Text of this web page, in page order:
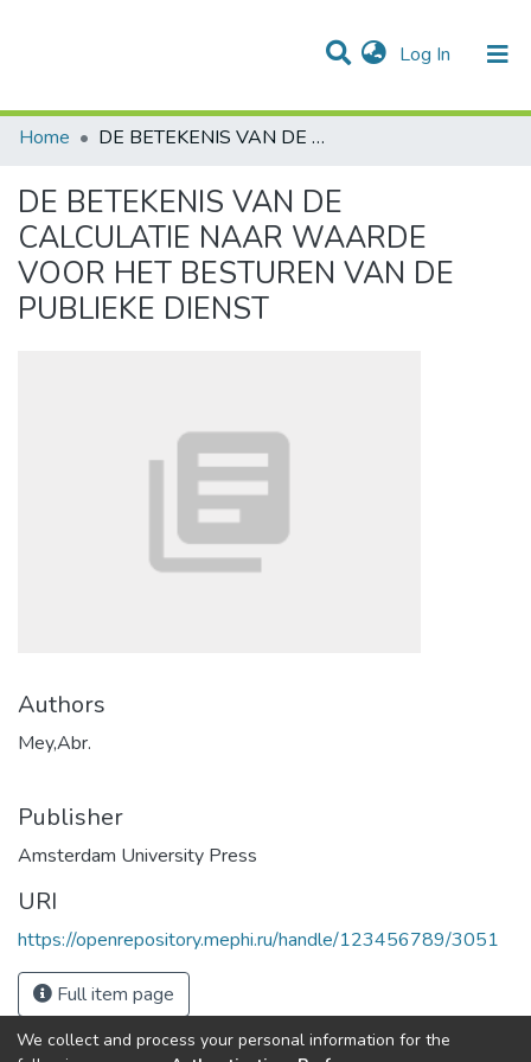
Log In (current)
Communities & Collections
Statistics
All of DSpace
Home
DE BETEKENIS VAN DE CALCULATIE NAAR WAARDE VOOR HET BESTUREN VAN DE PUBLIEKE DIENST
DE BETEKENIS VAN DE
CALCULATIE NAAR WAARDE
VOOR HET BESTUREN VAN DE
PUBLIEKE DIENST
Authors
Mey,Abr.
Publisher
Amsterdam University Press
URI
https://openrepository.mephi.ru/handle/123456789/3051
Full item page
We collect and process your personal information for the